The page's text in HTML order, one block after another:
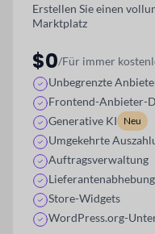
Erstellen Sie einen
Marktplatz
$0/Für immer
Unbegrenzte
Frontend-Anbieter-
Generative KI
Neu
Umgekehrte
Auftragsverwaltung
Store-Widgets
WordPress.org-